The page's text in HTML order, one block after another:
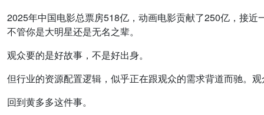
2025年中国电影总票房518亿，动画电影贡献了250亿，接
不管你是大明星还是无名之辈。
观众要的是好故事，不是好出身。
但行业的资源配置逻辑，似乎正在跟观众的需求背道而驰。
回到黄多多这件事。